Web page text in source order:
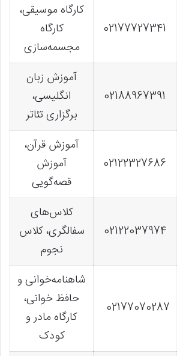
02177727341
کارگاه موسیقی،
کارگاه
مجسمه‌سازی
02188967391
آموزش زبان
انگلیسی،
برگزاری تئاتر
02122327686
آموزش قرآن،
آموزش
قصه‌گویی
02122037974
کلاس‌های
سفالگری، کلاس
نجوم
02177070287
شاهنامه‌خوانی و
حافظ خوانی،
کارگاه مادر و
کودک